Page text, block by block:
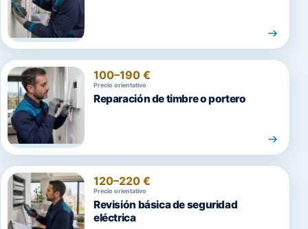
100–190 €
Precio orientativo
Reparación de timbre o portero
120–220 €
Precio orientativo
Revisión básica de seguridad
eléctrica